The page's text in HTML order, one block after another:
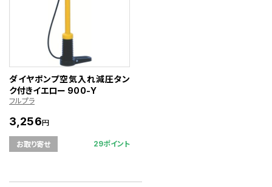
ダイヤポンプ空気入れ減圧タン
ク付きイエロー 900-Y
フルプラ
3,256円
お取り寄せ 29ポイント